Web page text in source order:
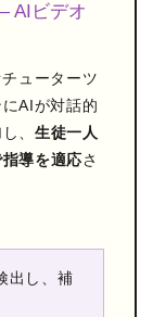
AIビデオ
ューターツ
AIが対話的
、 生徒一人
導を適応さ
出し、補